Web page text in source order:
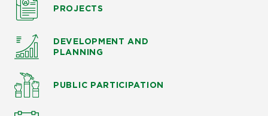
PROJECTS
DEVELOPMENT AND
PLANNING
PUBLIC PARTICIPATION